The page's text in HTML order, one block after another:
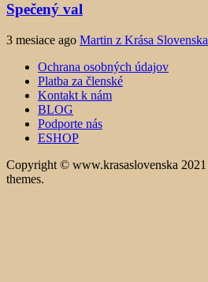
Spečený val
3 mesiace ago Martin z Krása Slovenska
Ochrana osobných údajov
Platba za členské
Kontakt k nám
BLOG
Podporte nás
ESHOP
Copyright © www.krasaslovenska 2021
themes.